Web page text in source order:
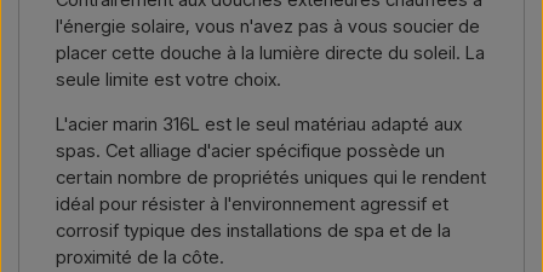
l'énergie solaire, vous n'avez pas à vous soucier de
placer cette douche à la lumière directe du soleil. La
seule limite est votre choix.
L'acier marin 316L est le seul matériau adapté aux
spas. Cet alliage d'acier spécifique possède un
certain nombre de propriétés uniques qui le rendent
idéal pour résister à l'environnement agressif et
corrosif typique des installations de spa et de la
proximité de la côte.